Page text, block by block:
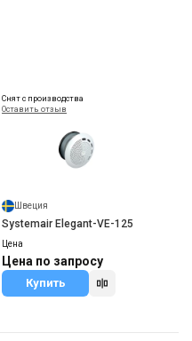
Снят с производства
Оставить отзыв
Швеция
Systemair Elegant-VE-125
Цена
Цена по запросу
Купить